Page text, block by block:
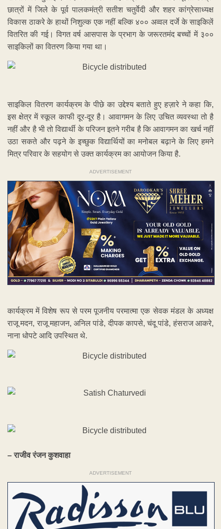
छात्रों में जिले के पूर्व पालकमंत्री सतीश चतुर्वेदी और शहर कांग्रेसाध्यक्ष
विकास ठाकरे के हाथों निशुल्क एक नहीं बल्कि ४०० अव्वल दर्जे के साइकिलें
वितरित की गई। विगत वर्ष आसपास के प्रभाग के जरूरतमंद बच्चों में ३००
साइकिलों का वितरण किया गया था।
साइकिल वितरण कार्यक्रम के पीछे का उद्देश्य बताते हुए हज़ारे ने कहा कि,
इस क्षेत्र में स्कूल काफी दूर-दूर है। आवागमन के लिए उचित व्यवस्था तो है
नहीं और है भी तो विद्यार्थी के परिजन इतने गरीब है कि आवागमन का खर्च नहीं
उठा सकते और पढ़ने के इच्छुक विद्यार्थियों का मनोबल बढ़ाने के लिए हमने
मित्र परिवार के सहयोग से उक्त कार्यक्रम का आयोजन किया है.
ADVERTISEMENT
कार्यक्रम में विशेष रूप से परम पूजनीय परमात्मा एक सेवक मंडल के अध्यक्ष
राजू मदन, राजू महाजन, अनिल पांडे, दीपक कापसे, चंदू पांडे, हंसराज आकरे,
नाना धोपटे आदि उपस्थित थे.
– राजीव रंजन कुशवाहा
ADVERTISEMENT